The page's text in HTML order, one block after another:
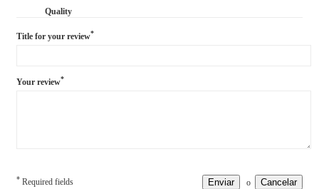
Quality
Title for your review*
Your review*
* Required fields Enviar o Cancelar